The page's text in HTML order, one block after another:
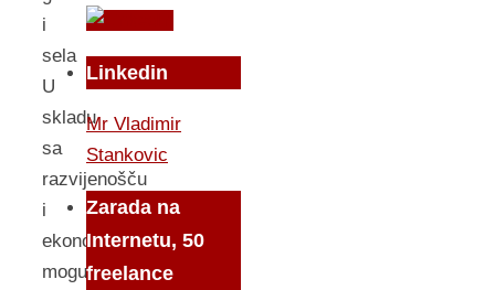
i
sela
U
skladu
sa
razvijenošču
i
ekonomskim
mogučnostima,
Linkedin
Mr Vladimir
Stankovic
Zarada na
Internetu, 50
freelance